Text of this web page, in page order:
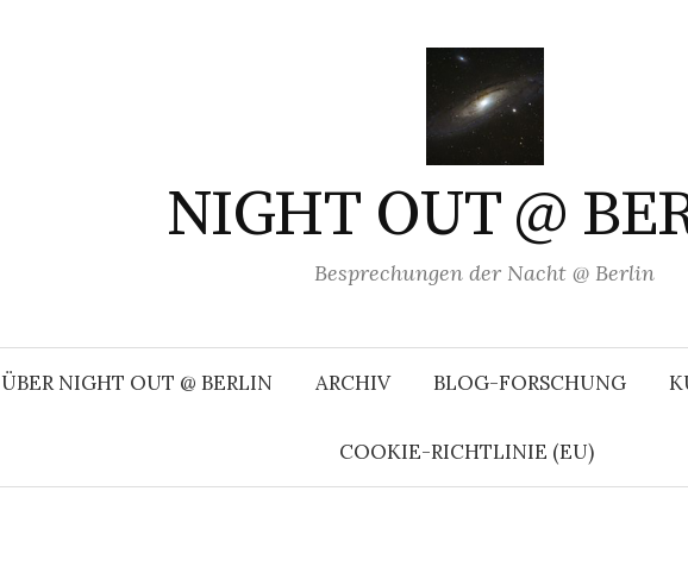
NIGHT OUT @
Besprechungen der Nacht @ Berlin
ÜBER NIGHT OUT @ BERLIN ARCHIV BLOG-FORSCHUNG
COOKIE-RICHTLINIE (EU)